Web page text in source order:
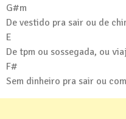
G#m
De vestido pra sair ou de
E
De tpm ou sossegada, ou
F#
Sem dinheiro pra sair ou